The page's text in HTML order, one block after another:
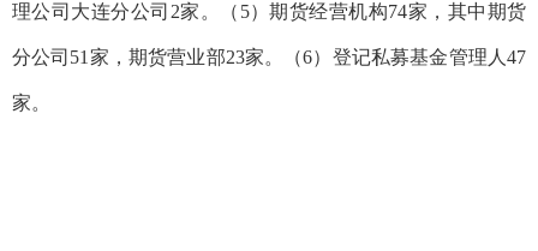
理公司大连分公司2家。（5）期货经营机构74家，其中期货
分公司51家，期货营业部23家。（6）登记私募基金管理人47
家。